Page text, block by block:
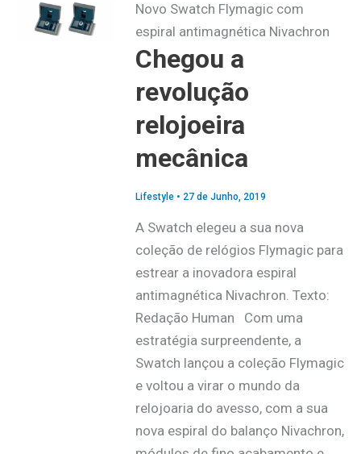
Novo Swatch Flymagic com
espiral antimagnética Nivachron
Chegou a
revolução
relojoeira
mecânica
Lifestyle• 27 de Junho, 2019
A Swatch elegeu a sua nova
coleção de relógios Flymagic para
estrear a inovadora espiral
antimagnética Nivachron. Texto:
Redação Human Com uma
estratégia surpreendente, a
Swatch lançou a coleção Flymagic
e voltou a virar o mundo da
relojoaria do avesso, com a sua
nova espiral do balanço Nivachron,